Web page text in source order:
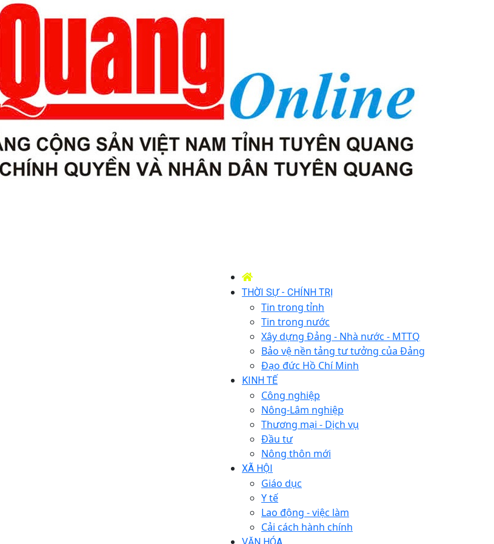
THỜI SỰ - CHÍNH TRỊ
Tin trong tỉnh
Tin trong nước
Xây dựng Đảng - Nhà nước - MTTQ
Bảo vệ nền tảng tư tưởng của Đảng
Đạo đức Hồ Chí Minh
KINH TẾ
Công nghiệp
Nông-Lâm nghiệp
Thương mại - Dịch vụ
Đầu tư
Nông thôn mới
XÃ HỘI
Giáo dục
Y tế
Lao động - việc làm
Cải cách hành chính